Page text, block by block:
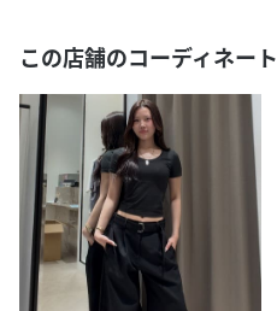
この店舗のコーディネート